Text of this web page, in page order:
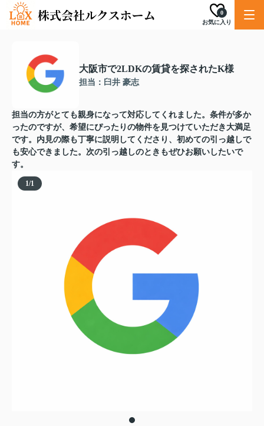
お気に入り
0
大阪市で2LDKの賃貸を探されたK様
担当：臼井 豪志
担当の方がとても親身になって対応してくれました。条件が多か
ったのですが、希望にぴったりの物件を見つけていただき大満足
です。内見の際も丁寧に説明してくださり、初めての引っ越しで
も安心できました。次の引っ越しのときもぜひお願いしたいで
す。
1/1